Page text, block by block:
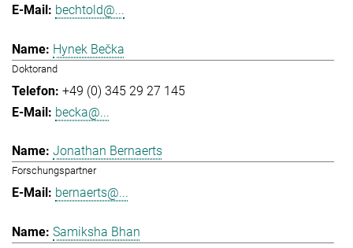
bechtold@...
Hynek Bečka
Doktorand
+49 (0) 345 29 27 145
becka@...
Jonathan Bernaerts
Forschungspartner
bernaerts@...
Samiksha Bhan